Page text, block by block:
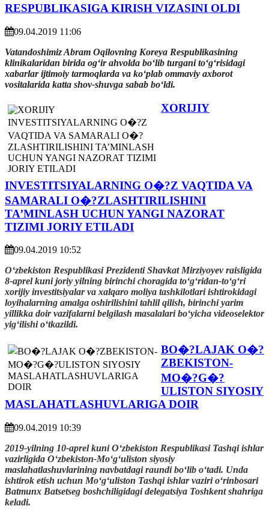
RESPUBLIKASIGA KIRISH VIZASINI OLDI
09.04.2019 11:06
Vatandoshimiz Abram Oqilovning Koreya Respublikasining
klinikalaridan birida og‘ir ahvolda bo‘lib turgani to‘g‘risidagi
xabarlar ijtimoiy tarmoqlarda va ko‘plab ommaviy axborot
vositalarida katta shov-shuvga sabab bo‘ldi.
XORIJIY
INVESTITSIYALARNING O�?Z VAQTIDA VA
SAMARALI O�?ZLASHTIRILISHINI
TA’MINLASH UCHUN YANGI NAZORAT
TIZIMI JORIY ETILADI
09.04.2019 10:52
O‘zbekiston Respublikasi Prezidenti Shavkat Mirziyoyev raisligida
8-aprel kuni joriy yilning birinchi choragida to‘g‘ridan-to‘g‘ri
xorijiy investitsiyalar va xalqaro moliya tashkilotlari ishtirokidagi
loyihalarning amalga oshirilishini tahlil qilish, birinchi yarim
yillikka doir vazifalarni belgilash masalalari bo‘yicha videoselektor
yig‘ilishi o‘tkazildi.
BO�?LAJAK O�?
ZBEKISTON-
MO�?G�?
ULISTON SIYOSIY
MASLAHATLASHUVLARIGA DOIR
09.04.2019 10:39
2019-yilning 10-aprel kuni O‘zbekiston Respublikasi Tashqi ishlar
vazirligida O‘zbekiston-Mo‘g‘uliston siyosiy
maslahatlashuvlarining navbatdagi raundi bo‘lib o‘tadi. Unda
ishtirok etish uchun Mo‘g‘uliston Tashqi ishlar vaziri o‘rinbosari
Batmunx Batsetseg boshchiligidagi delegatsiya Toshkent shahriga
keladi.